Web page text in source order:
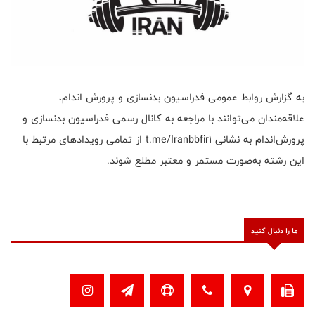
به گزارش روابط عمومی فدراسیون بدنسازی و پرورش اندام،
علاقه‌مندان می‌توانند با مراجعه به کانال رسمی فدراسیون بدنسازی و
پرورش‌اندام به نشانی t.me/Iranbbfir1 از تمامی رویدادهای مرتبط با
این رشته به‌صورت مستمر و معتبر مطلع شوند.
ما را دنبال کنید